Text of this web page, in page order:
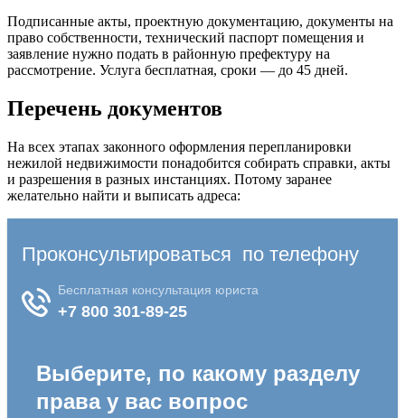
Подписанные акты, проектную документацию, документы на
право собственности, технический паспорт помещения и
заявление нужно подать в районную префектуру на
рассмотрение. Услуга бесплатная, сроки — до 45 дней.
Перечень документов
На всех этапах законного оформления перепланировки
нежилой недвижимости понадобится собирать справки, акты
и разрешения в разных инстанциях. Потому заранее
желательно найти и выписать адреса: